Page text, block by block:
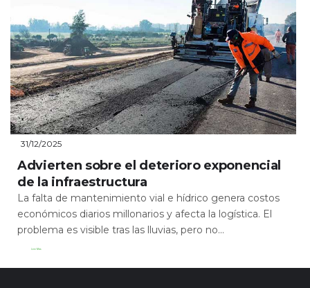
31/12/2025
Advierten sobre el deterioro exponencial
de la infraestructura
La falta de mantenimiento vial e hídrico genera costos
económicos diarios millonarios y afecta la logística. El
problema es visible tras las lluvias, pero no...
Leer Más